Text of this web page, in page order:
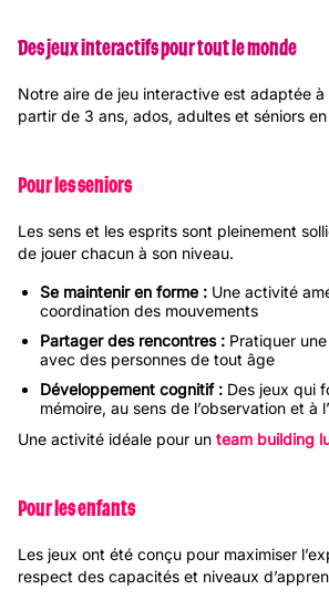
Des jeux interactifs pour tout le monde
Notre aire de jeu interactive est adaptée à
partir de 3 ans, ados, adultes et séniors
Pour les seniors
Les sens et les esprits sont pleinement
de jouer chacun à son niveau.
Se maintenir en forme : Une activité
coordination des mouvements
Partager des rencontres : Pratiquer
avec des personnes de tout âge
Développement cognitif : Des jeux qui
mémoire, au sens de l’observation et à
Une activité idéale pour un team building
Pour les enfants
Les jeux ont été conçu pour maximiser
respect des capacités et niveaux